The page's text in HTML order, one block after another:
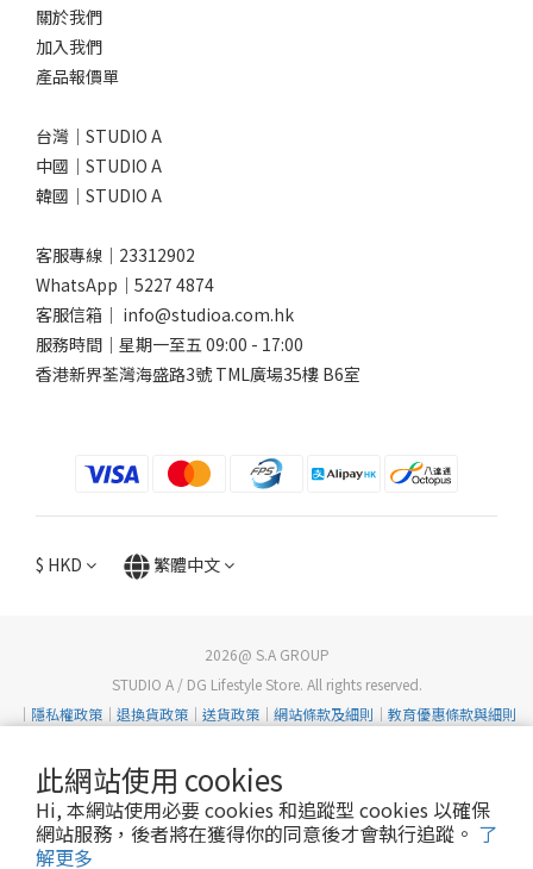
此網站使用 cookies
Hi, 本網站使用必要 cookies 和追蹤型 cookies 以確保
網站服務，後者將在獲得你的同意後才會執行追蹤。 了
解更多
關於我們
加入我們
產品報價單
台灣｜STUDIO A
中國｜STUDIO A
韓國｜STUDIO A
客服專線｜23312902
WhatsApp｜ 5227 4874
客服信箱｜ info@studioa.com.hk
服務時間｜星期一至五 09:00 - 17:00
香港新界荃灣海盛路3號 TML廣場35樓 B6室
$ HKD 繁體中文
2026@ S.A GROUP
STUDIO A / DG Lifestyle Store. All rights reserved.
｜ 隱私權政策 ｜ 退換貨政策 ｜ 送貨政策 ｜ 網站條款及細則 ｜ 教育優惠條款與細則